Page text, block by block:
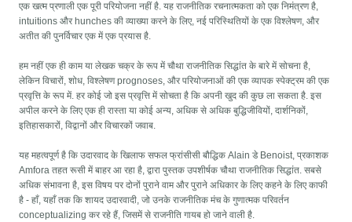
एक खत्म प्रणाली एक पूरी परियोजना नहीं है. यह राजनीतिक रचनात्मकता को एक निमंत्रण है,
intuitions और hunches की व्याख्या करने के लिए, नई परिस्थितियों के एक विश्लेषण, और
अतीत की पुनर्विचार एक में एक प्रयास है.
हम नहीं एक ही काम या लेखक चक्र के रूप में चौथा राजनीतिक सिद्धांत के बारे में सोचना है,
लेकिन विचारों, शोध, विश्लेषण prognoses, और परियोजनाओं की एक व्यापक स्पेक्ट्रम की एक
प्रवृत्ति के रूप में. हर कोई जो इस प्रवृत्ति में सोचता है कि अपनी खुद की कुछ ला सकता है. इस
अपील करने के लिए एक ही रास्ता या कोई अन्य, अधिक से अधिक बुद्धिजीवियों, दार्शनिकों,
इतिहासकारों, विद्वानों और विचारकों जवाब.
यह महत्वपूर्ण है कि उदारवाद के खिलाफ सफल फ्रांसीसी बौद्धिक Alain डे Benoist, प्रकाशक
Amfora तहत रूसी में बाहर आ रहा है, द्वारा पुस्तक उपशीर्षक चौथा राजनीतिक सिद्धांत. सबसे
अधिक संभावना है, इस विषय पर दोनों पुराने वाम और पुराने अधिकार के लिए कहने के लिए काफी
है - हाँ, यहाँ तक कि शायद उदारवादी, जो उनके राजनीतिक मंच के गुणात्मक परिवर्तन
conceptualizing कर रहे हैं, जिसमें से राजनीति गायब हो जाने वाली है.